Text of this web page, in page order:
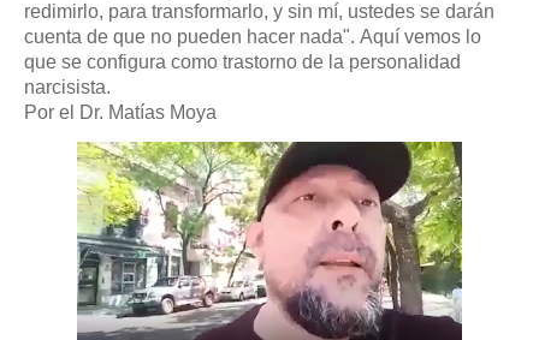
redimirlo, para transformarlo, y sin mí, ustedes se darán
cuenta de que no pueden hacer nada". Aquí vemos lo
que se configura como trastorno de la personalidad
narcisista.
Por el Dr. Matías Moya